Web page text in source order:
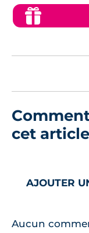
cet
AJOUTER
Aucun